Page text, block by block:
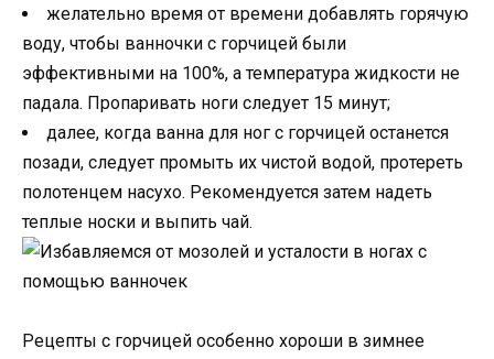
желательно время от времени добавлять горячую
воду, чтобы ванночки с горчицей были
эффективными на 100%, а температура жидкости не
падала. Пропаривать ноги следует 15 минут;
далее, когда ванна для ног с горчицей останется
позади, следует промыть их чистой водой, протереть
полотенцем насухо. Рекомендуется затем надеть
теплые носки и выпить чай.
Рецепты с горчицей особенно хороши в зимнее